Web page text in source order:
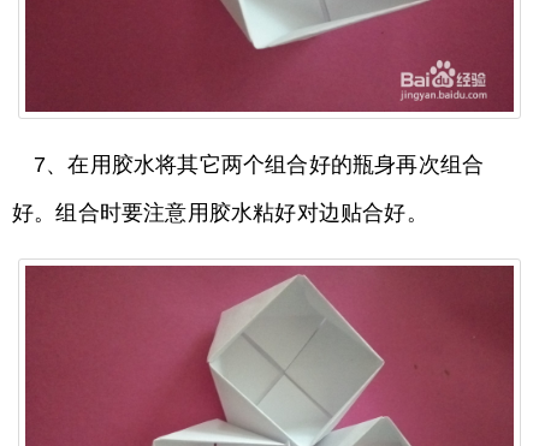
7、在用胶水将其它两个组合好的瓶身再次组合
好。组合时要注意用胶水粘好对边贴合好。